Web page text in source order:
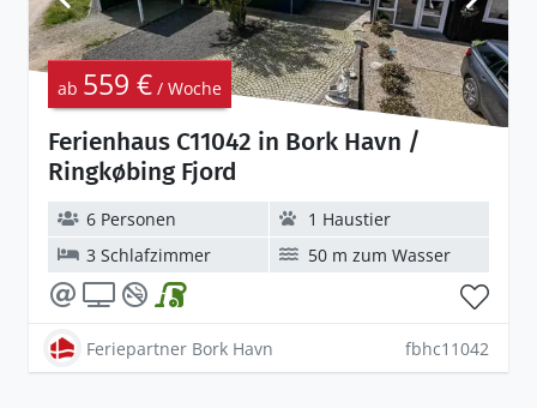
Ferienhaus C11042 in Bork Havn /
Ringkøbing Fjord
ab 559 € / Woche
6 Personen
1 Haustier
3 Schlafzimmer
50 m zum Wasser
Feriepartner Bork Havn fbhc11042